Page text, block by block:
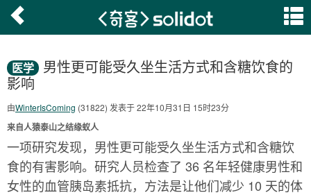
医学
男性更可能受久坐生活方式和含糖饮食的
影响
由WinterIsComing (31822) 发表于 22年10月31日 15时23分
来自人猿泰山之结缘蚁人
一项研究发现，男性更可能受久坐生活方式和含糖饮
食的有害影响。研究人员检查了 36 名年轻健康男性和
女性的血管胰岛素抵抗，方法是让他们减少 10 天的体